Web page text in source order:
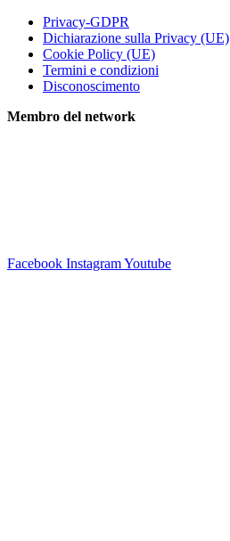
Privacy-GDPR
Dichiarazione sulla Privacy (UE)
Cookie Policy (UE)
Termini e condizioni
Disconoscimento
Membro del network
Facebook InstagramYoutube